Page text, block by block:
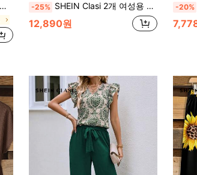
-25% SHEIN Clasi 2개 여성용 캐주얼 미니멀리스트 폴카 닷 패턴 세트, 여름에 적합
12,890원
-20%